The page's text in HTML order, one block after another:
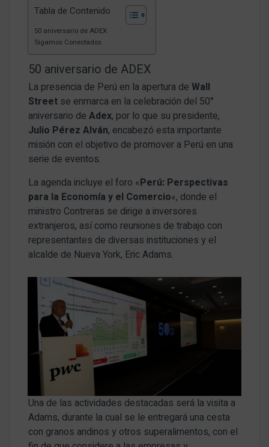
Tabla de Contenido
50 aniversario de ADEX
Sigamos Conectados
50 aniversario de ADEX
La presencia de Perú en la apertura deWall
Street se enmarca en la celebración del 50°
aniversario deAdex, por lo que su presidente,
Julio Pérez Alván, encabezó esta importante
misión con el objetivo de promover a Perú en una
serie de eventos.
La agenda incluye el foro «Perú: Perspectivas
para la Economía y el Comercio«, donde el
ministro Contreras se dirige a inversores
extranjeros, así como reuniones de trabajo con
representantes de diversas instituciones y el
alcalde de Nueva York, Eric Adams.
Una de las actividades destacadas será la visita a
Adams, durante la cual se le entregará una cesta
con granos andinos y otros superalimentos, con el